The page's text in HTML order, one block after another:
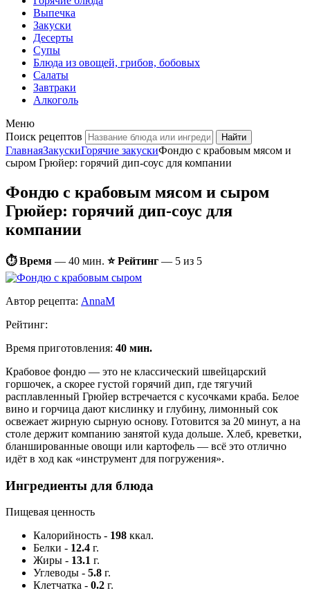
Выпечка
Закуски
Десерты
Супы
Блюда из овощей, грибов, бобовых
Салаты
Завтраки
Алкоголь
Меню
Поиск рецептов
ГлавнаяЗакускиГорячие закускиФондю с крабовым мясом и
сыром Грюйер: горячий дип-соус для компании
Фондю с крабовым мясом и сыром
Грюйер: горячий дип-соус для
компании
⏱ Время — 40 мин. ⭐ Рейтинг — 5 из 5
Автор рецепта: AnnaM
Рейтинг:
Время приготовления: 40 мин.
Крабовое фондю — это не классический швейцарский
горшочек, а скорее густой горячий дип, где тягучий
расплавленный Грюйер встречается с кусочками краба. Белое
вино и горчица дают кислинку и глубину, лимонный сок
освежает жирную сырную основу. Готовится за 20 минут, а на
столе держит компанию занятой куда дольше. Хлеб, креветки,
бланшированные овощи или картофель — всё это отлично
идёт в ход как «инструмент для погружения».
Ингредиенты для блюда
Пищевая ценность
Калорийность - 198 ккал.
Белки - 12.4 г.
Жиры - 13.1 г.
Углеводы - 5.8 г.
Клетчатка - 0.2 г.